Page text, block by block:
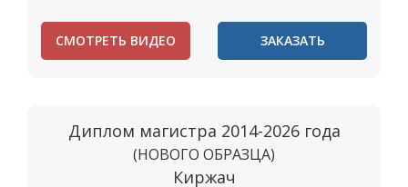
СМОТРЕТЬ ВИДЕО ЗАКАЗАТЬ
Диплом магистра 2014-2026 года
(НОВОГО ОБРАЗЦА)
Киржач